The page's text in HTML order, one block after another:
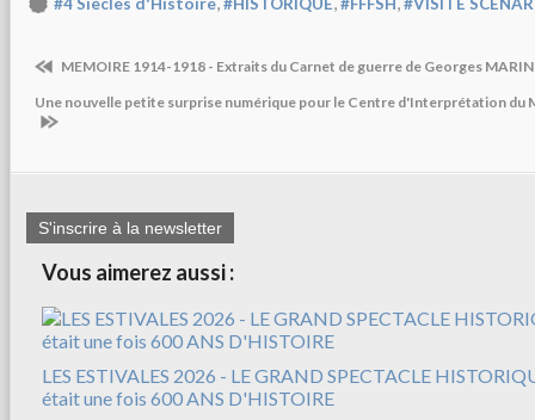
#4 Siècles d'Histoire #HISTORIQUE #FFFSH #VISITE
MEMOIRE 1914-1918 - Extraits du Carnet de guerre de Georges MARIN
Une nouvelle petite surprise numérique pour le Centre d'Interprétation du
S'inscrire à la newsletter
Vous aimerez aussi :
LES ESTIVALES 2026 - LE GRAND SPECTACLE
était une fois 600 ANS D'HISTOIRE